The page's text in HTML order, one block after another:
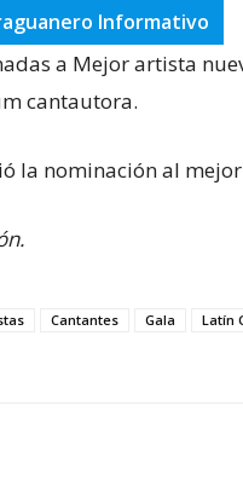
Informativo
a Mejor artista
cantautora.
la nominación al
Cantantes Gala Latín